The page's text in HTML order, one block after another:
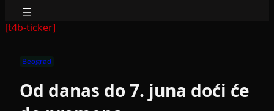
[t4b-ticker]
Beograd
Od danas do 7. juna doći će